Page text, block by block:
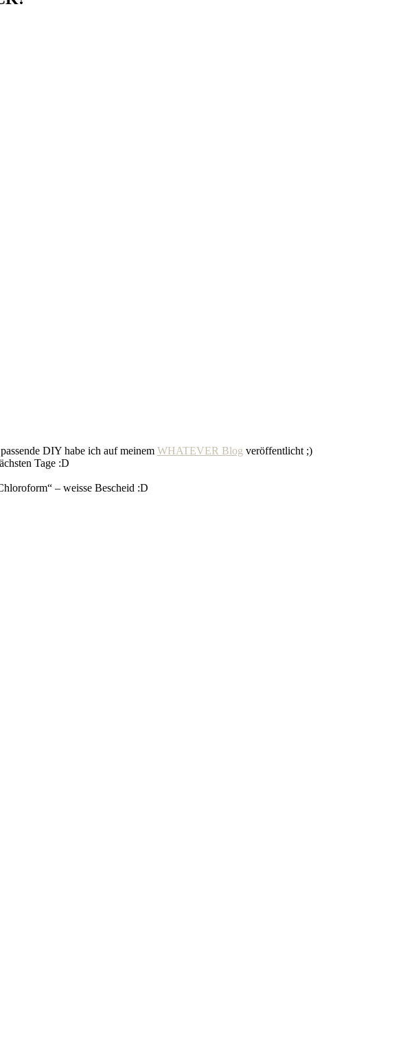
DIY habe ich auf meinem WHATEVER Blog veröffentlicht ;)
Tage :D
– weisse Bescheid :D